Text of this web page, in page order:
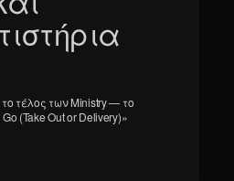
τέλος των Ministry — το
(Take Out or Delivery)»